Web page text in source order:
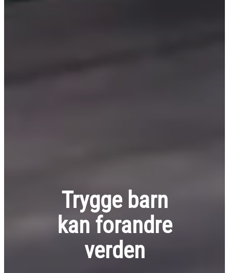
Trygge barn
kan forandre
verden